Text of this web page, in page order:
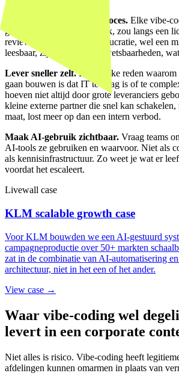
Bouw een beoordelingsproces. Elke vibe-
gaat dan persoonlijk gebruik, zou langs een
review moeten. Geen bureaucratie, wel een
leesbaar, zijn er bekende kwetsbaarheden,
Lever sneller zelf.De eerlijke reden waarom
gaan bouwen is dat IT te traag is of te
hoeven niet altijd door grote leveranciers
kleine externe partner die snel kan schakelen,
maat, lost meer op dan een intern verbod.
Maak AI-gebruik zichtbaar. Vraag teams
AI-tools ze gebruiken en waarvoor. Niet als
als kennisinfrastructuur. Zo weet je wat er
voordat het escaleert.
Livewall case
KLM scalable growth case
Voor KLM bouwden we een AI-gestuurd
campagneproductie over 50+ markten
zat in de combinatie van AI-automatisering
architectuur, niet in het een of het ander.
View case →
Waar vibe-coding wel
levert in een corporate
Niet alles is risico. Vibe-coding heeft
afdelingen kunnen omarmen in plaats van